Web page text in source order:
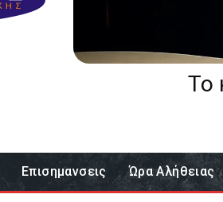
Το
Επισημανσεις Ώρα Αλήθειας